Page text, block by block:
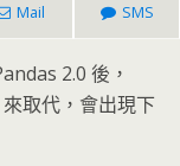
Mail SMS
2.0 後，
取代，會出現下